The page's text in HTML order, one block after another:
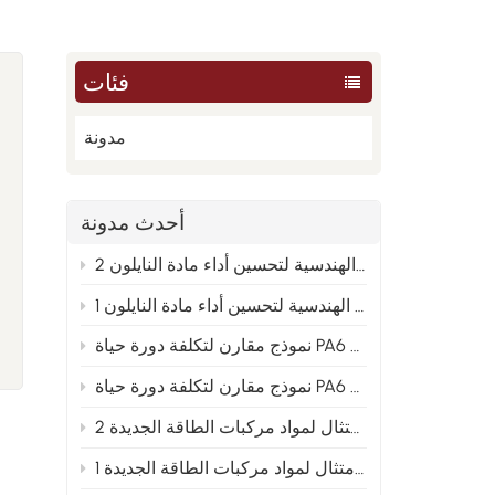
فئات
مدونة
أحدث مدونة
من العينة إلى الإنتاج الضخم: تحليل الأسباب الجذرية الهندسية لتحسين أداء مادة النايلون 2
من العينة إلى الإنتاج الضخم: تحليل الأسباب الجذرية الهندسية لتحسين أداء مادة النايلون 1
توجيهات تخطيط متقدمة لصيغ النايلون المعدلة في ظل اتجاه الامتثال لمواد مركبات الطاقة الجديدة 2
توجيهات التخطيط المتقدمة لصيغ النايلون المعدلة في ظل اتجاه الامتثال لمواد مركبات الطاقة الجديدة 1